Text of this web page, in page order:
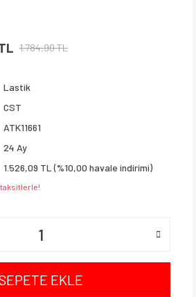
1.784,90 TL
Lastik
CST
ATK11661
24 Ay
1.526,09 TL (%10,00 havale indirimi)
taksitlerle!
EKLE